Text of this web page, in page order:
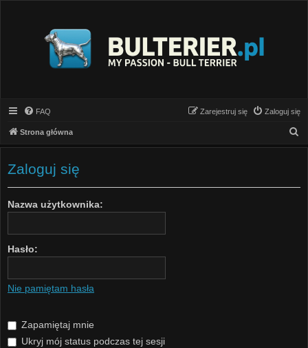
FAQ Zaloguj się
Zarejestruj się
Strona główna
z
Zaloguj się
Nazwa użytkownika:
Hasło:
Nie pamiętam hasła
Zapamiętaj mnie
Ukryj mój status podczas tej sesji